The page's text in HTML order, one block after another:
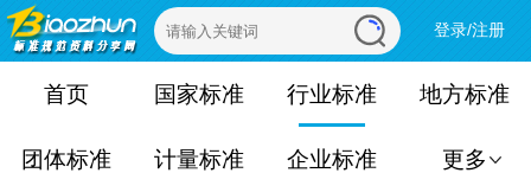
登录/注册
首页 国家标准 行业标准 地方标准
团体标准 计量标准 企业标准 更多